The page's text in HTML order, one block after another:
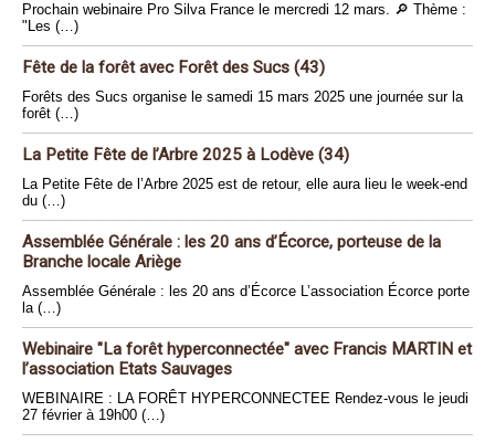
Prochain webinaire Pro Silva France le mercredi 12 mars. 🔎 Thème :
"Les (…)
Fête de la forêt avec Forêt des Sucs (43)
Forêts des Sucs organise le samedi 15 mars 2025 une journée sur la
forêt (…)
La Petite Fête de l’Arbre 2025 à Lodève (34)
La Petite Fête de l’Arbre 2025 est de retour, elle aura lieu le week-end
du (…)
Assemblée Générale : les 20 ans d’Écorce, porteuse de la
Branche locale Ariège
Assemblée Générale : les 20 ans d’Écorce L’association Écorce porte
la (…)
Webinaire "La forêt hyperconnectée" avec Francis MARTIN et
l’association Etats Sauvages
WEBINAIRE : LA FORÊT HYPERCONNECTEE Rendez-vous le jeudi
27 février à 19h00 (…)